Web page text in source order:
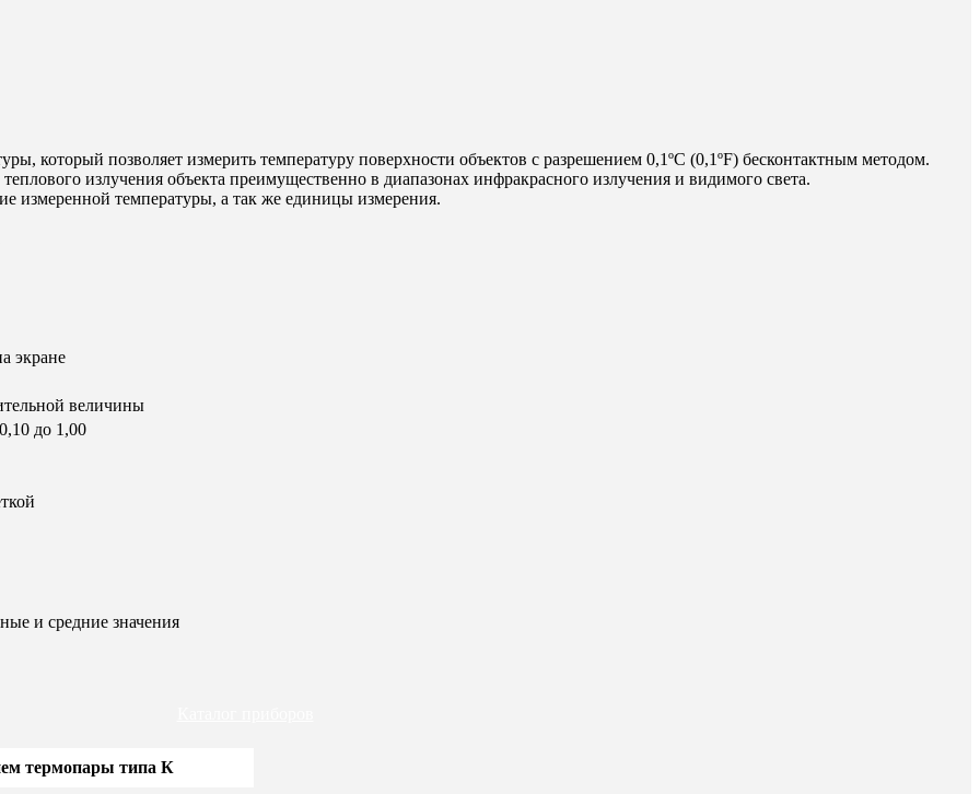
который позволяет измерить температуру поверхности объектов с разрешением 0,1ºC (0,1ºF) бесконтактным методом.
излучения объекта преимущественно в диапазонах инфракрасного излучения и видимого света.
измеренной температуры, а так же единицы измерения.
экране
величины
до 1,00
и средние значения
термопары типа К